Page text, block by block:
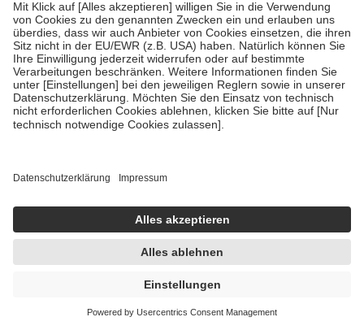
Wechseljahresbeschwerden Set 1 Sparset
1 Sparset
-19% AVP: 79,91 €
64,77 €
In den Warenkorb